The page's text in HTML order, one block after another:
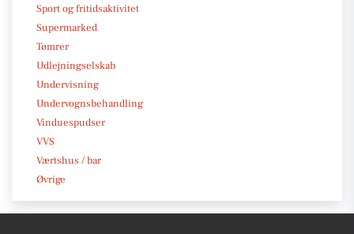
Sport og fritidsaktivitet
Supermarked
Tømrer
Udlejningselskab
Undervisning
Undervognsbehandling
Vinduespudser
VVS
Værtshus / bar
Øvrige